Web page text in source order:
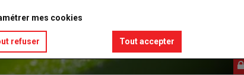
mes cookies
refuser Tout accepter